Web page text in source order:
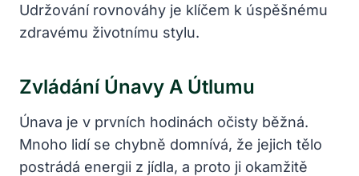
Udržování rovnováhy je klíčem k úspěšnému
zdravému životnímu stylu.
Zvládání Únavy A Útlumu
Únava je v prvních hodinách očisty běžná.
Mnoho lidí se chybně domnívá, že jejich tělo
postrádá energii z jídla, a proto ji okamžitě